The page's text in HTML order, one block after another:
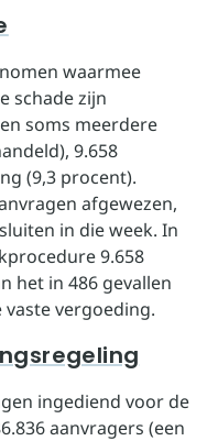
waarmee
schade zijn
soms meerdere
9.658
(9,3 procent).
afgewezen,
in die week. In
9.658
het in 486 gevallen
vergoeding.
ingediend voor de
aanvragers (een